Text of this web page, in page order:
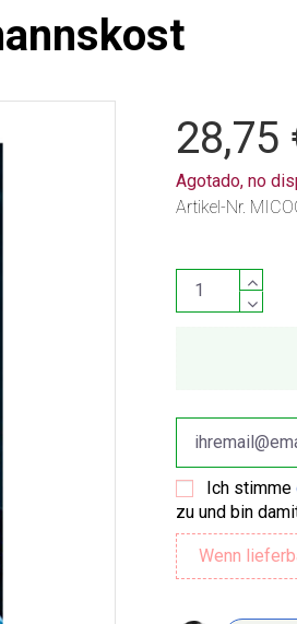
28,75
Agotado, no
Artikel-Nr.
Ich stimme
zu und bin